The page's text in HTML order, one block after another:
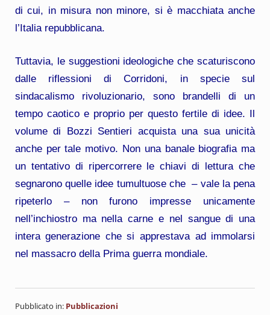
di cui, in misura non minore, si è macchiata anche
l’Italia repubblicana.
Tuttavia, le suggestioni ideologiche che scaturiscono
dalle riflessioni di Corridoni, in specie sul
sindacalismo rivoluzionario, sono brandelli di un
tempo caotico e proprio per questo fertile di idee. Il
volume di Bozzi Sentieri acquista una sua unicità
anche per tale motivo. Non una banale biografia ma
un tentativo di ripercorrere le chiavi di lettura che
segnarono quelle idee tumultuose che – vale la pena
ripeterlo – non furono impresse unicamente
nell’inchiostro ma nella carne e nel sangue di una
intera generazione che si apprestava ad immolarsi
nel massacro della Prima guerra mondiale.
Pubblicato in: Pubblicazioni